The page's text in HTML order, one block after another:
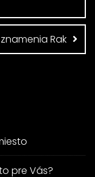
Rak
pre Vás?